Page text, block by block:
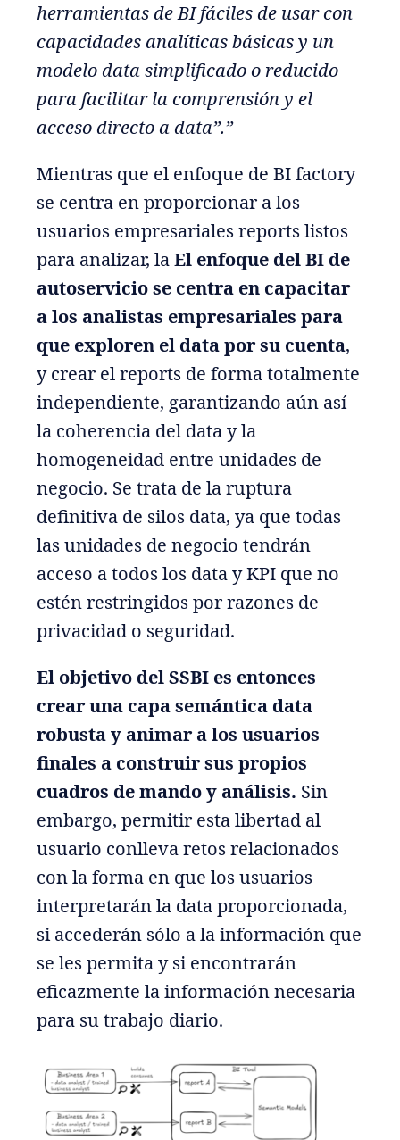
herramientas de BI fáciles de usar con
capacidades analíticas básicas y un
modelo data simplificado o reducido
para facilitar la comprensión y el
acceso directo a data”.”
Mientras que el enfoque de BI factory
se centra en proporcionar a los
usuarios empresariales reports listos
para analizar, laEl enfoque del BI de
autoservicio se centra en capacitar
a los analistas empresariales para
que exploren el data por su cuenta,
y crear el reports de forma totalmente
independiente, garantizando aún así
la coherencia del data y la
homogeneidad entre unidades de
negocio. Se trata de la ruptura
definitiva de silos data, ya que todas
las unidades de negocio tendrán
acceso a todos los data y KPI que no
estén restringidos por razones de
privacidad o seguridad.
El objetivo del SSBI es entonces
crear una capa semántica data
robusta y animar a los usuarios
finales a construir sus propios
cuadros de mando y análisis. Sin
embargo, permitir esta libertad al
usuario conlleva retos relacionados
con la forma en que los usuarios
interpretarán la data proporcionada,
si accederán sólo a la información que
se les permita y si encontrarán
eficazmente la información necesaria
para su trabajo diario.